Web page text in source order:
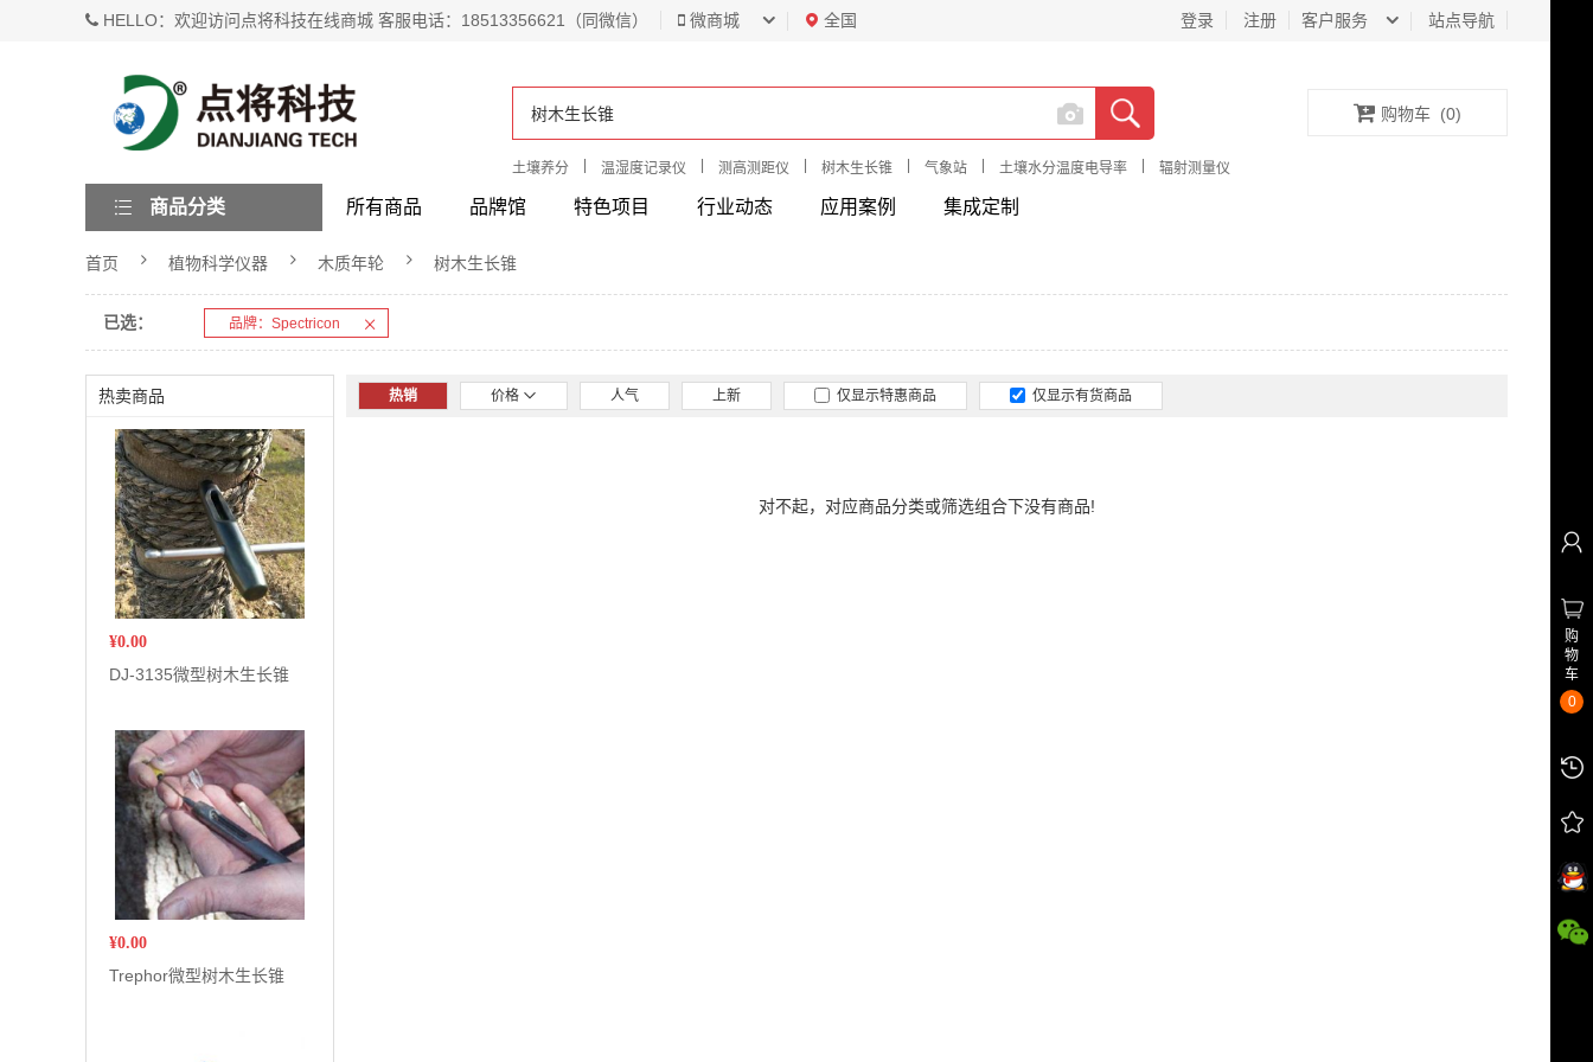
HELLO：欢迎访问点将科技在线商城 客服电话：18513356621（同微信） 微商城 全国 客户服务 站点导航
登录 注册
土壤养分 温湿度记录仪 测高测距仪 树木生长锥 气象站 土壤水分温度电导率 辐射测量仪
购物车 (0)
所有商品 品牌馆 特色项目 行业动态 应用案例 集成定制
商品分类
首页 植物科学仪器 木质年轮 树木生长锥
已选： 品牌：Spectricon
热卖商品
¥0.00
DJ-3135微型树木生长锥
¥0.00
Trephor微型树木生长锥
热销 价格 人气 上新 仅显示特惠商品 仅显示有货商品
对不起，对应商品分类或筛选组合下没有商品!
购
物
车
0